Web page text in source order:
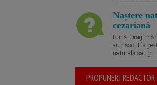
Naștere
cezariană
Bună, Dragi
au născut la
naturală sau p...
PROPUNERI REDACTOR